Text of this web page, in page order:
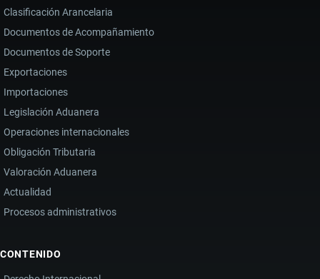
Clasificación Arancelaria
Documentos de Acompañamiento
Documentos de Soporte
Exportaciones
Importaciones
Legislación Aduanera
Operaciones internacionales
Obligación Tributaria
Valoración Aduanera
Actualidad
Procesos administrativos
CONTENIDO